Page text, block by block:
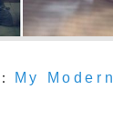
My